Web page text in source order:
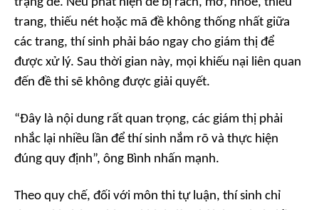
trang, thiếu nét hoặc mã đề không thống nhất giữa
các trang, thí sinh phải báo ngay cho giám thị để
được xử lý. Sau thời gian này, mọi khiếu nại liên quan
đến đề thi sẽ không được giải quyết.
“Đây là nội dung rất quan trọng, các giám thị phải
nhắc lại nhiều lần để thí sinh nắm rõ và thực hiện
đúng quy định”, ông Bình nhấn mạnh.
Theo quy chế, đối với môn thi tự luận, thí sinh chỉ